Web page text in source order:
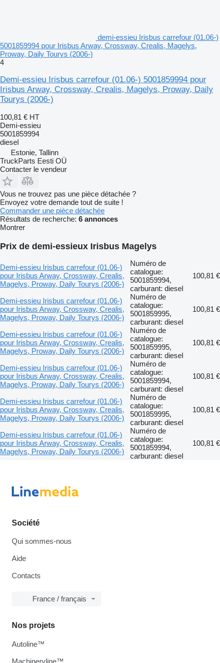
demi-essieu Irisbus carrefour (01.06-)
5001859994 pour Irisbus Arway, Crossway, Crealis, Magelys,
Proway, Daily Tourys (2006-)
4
Demi-essieu Irisbus carrefour (01.06-) 5001859994 pour
Irisbus Arway, Crossway, Crealis, Magelys, Proway, Daily
Tourys (2006-)
100,81 € HT
Demi-essieu
5001859994
diesel
Estonie, Tallinn
TruckParts Eesti OÜ
Contacter le vendeur
Vous ne trouvez pas une pièce détachée ?
Envoyez votre demande tout de suite !
Commander une pièce détachée
Résultats de recherche: 6 annonces
Montrer
Prix de demi-essieux Irisbus Magelys
Demi-essieu Irisbus carrefour (01.06-)
pour Irisbus Arway, Crossway, Crealis,
Magelys, Proway, Daily Tourys (2006-)
Numéro de
catalogue:
5001859994,
carburant: diesel
100,81 €
Demi-essieu Irisbus carrefour (01.06-)
pour Irisbus Arway, Crossway, Crealis,
Magelys, Proway, Daily Tourys (2006-)
Numéro de
catalogue:
5001859995,
carburant: diesel
100,81 €
Demi-essieu Irisbus carrefour (01.06-)
pour Irisbus Arway, Crossway, Crealis,
Magelys, Proway, Daily Tourys (2006-)
Numéro de
catalogue:
5001859995,
carburant: diesel
100,81 €
Demi-essieu Irisbus carrefour (01.06-)
pour Irisbus Arway, Crossway, Crealis,
Magelys, Proway, Daily Tourys (2006-)
Numéro de
catalogue:
5001859994,
carburant: diesel
100,81 €
Demi-essieu Irisbus carrefour (01.06-)
pour Irisbus Arway, Crossway, Crealis,
Magelys, Proway, Daily Tourys (2006-)
Numéro de
catalogue:
5001859995,
carburant: diesel
100,81 €
Demi-essieu Irisbus carrefour (01.06-)
pour Irisbus Arway, Crossway, Crealis,
Magelys, Proway, Daily Tourys (2006-)
Numéro de
catalogue:
5001859994,
carburant: diesel
100,81 €
Société
Qui sommes-nous
Aide
Contacts
France / français
Nos projets
Autoline™
Machineryline™